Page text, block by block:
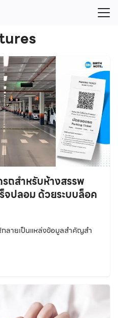
ถสำหรับห้างสรรพ
จปลอม ด้วยระบบล็อค
กลายเป็นแหล่งข้อมูลสำคัญสำ